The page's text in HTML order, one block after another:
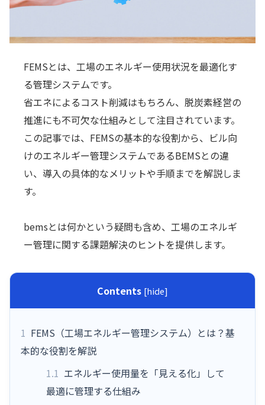
FEMSとは、工場のエネルギー使用状況を最適化す
る管理システムです。
省エネによるコスト削減はもちろん、脱炭素経営の
推進にも不可欠な仕組みとして注目されています。
この記事では、FEMSの基本的な役割から、ビル向
けのエネルギー管理システムであるBEMSとの違
い、導入の具体的なメリットや手順までを解説しま
す。
bemsとは何かという疑問も含め、工場のエネルギ
ー管理に関する課題解決のヒントを提供します。
Contents [hide]
1 FEMS（工場エネルギー管理システム）とは？基
本的な役割を解説
1.1 エネルギー使用量を「見える化」して
最適に管理する仕組み